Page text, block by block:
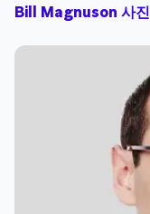
Bill Magnuson 사진